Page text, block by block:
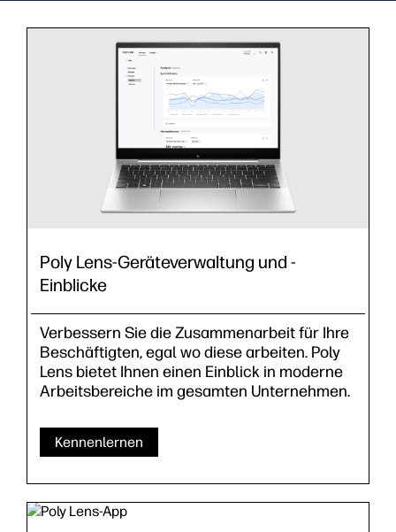
Poly Lens-Geräteverwaltung und -
Einblicke
Verbessern Sie die Zusammenarbeit für Ihre
Beschäftigten, egal wo diese arbeiten. Poly
Lens bietet Ihnen einen Einblick in moderne
Arbeitsbereiche im gesamten Unternehmen.
Kennenlernen